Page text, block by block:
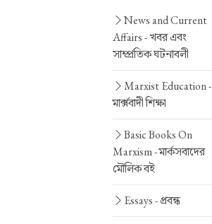
News and Current
Affairs -খবর এবং
সাম্প্রতিক ঘটনাবলী
Marxist Education -
মার্ক্সবাদী শিক্ষা
Basic Books On
Marxism -মার্কসবাদের
মৌলিক বই
Essays -প্রবন্ধ